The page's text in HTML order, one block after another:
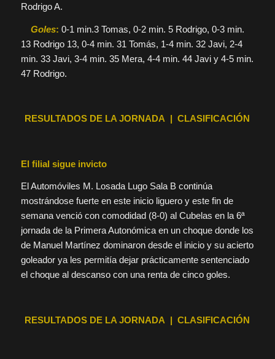
Rodrigo A.
Goles: 0-1 min.3 Tomas, 0-2 min. 5 Rodrigo, 0-3 min.
13 Rodrigo 13, 0-4 min. 31 Tomás, 1-4 min. 32 Javi, 2-4
min. 33 Javi, 3-4 min. 35 Mera, 4-4 min. 44 Javi y 4-5 min.
47 Rodrigo.
RESULTADOS DE LA JORNADA | CLASIFICACIÓN
El filial sigue invicto
El Automóviles M. Losada Lugo Sala B continúa
mostrándose fuerte en este inicio liguero y este fin de
semana venció con comodidad (8-0) al Cubelas en la 6ª
jornada de la Primera Autonómica en un choque donde los
de Manuel Martínez dominaron desde el inicio y su acierto
goleador ya les permitía dejar prácticamente sentenciado
el choque al descanso con una renta de cinco goles.
RESULTADOS DE LA JORNADA | CLASIFICACIÓN